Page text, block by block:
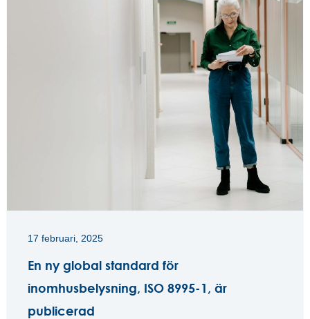
17 februari, 2025
En ny global standard för
inomhusbelysning, ISO 8995-1, är
publicerad